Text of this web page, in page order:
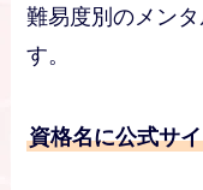
難易度別のメン
す。
資格名に公式サ